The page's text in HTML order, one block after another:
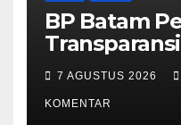
BP Batam
Pertanahan,
Reguler
LMS
7 AGUSTUS 2026
KOMENTAR